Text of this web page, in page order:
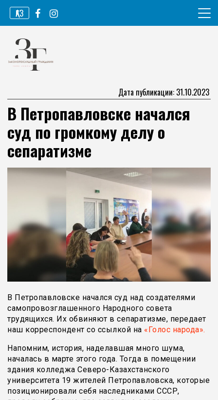
Перейти
содержимому
ҚАЗ
Законопослушный гражданин
Дата публикации: 31.10.2023
В Петропавловске начался
суд по громкому делу о
сепаратизме
В Петропавловске начался суд над создателями
самопровозглашенного Народного совета
трудящихся. Их обвиняют в сепаратизме, передает
наш корреспондент со ссылкой на «Голос народа».
Напомним, история, наделавшая много шума,
началась в марте этого года. Тогда в помещении
здания колледжа Северо-Казахстанского
университета 19 жителей Петропавловска, которые
позиционировали себя наследниками СССР,